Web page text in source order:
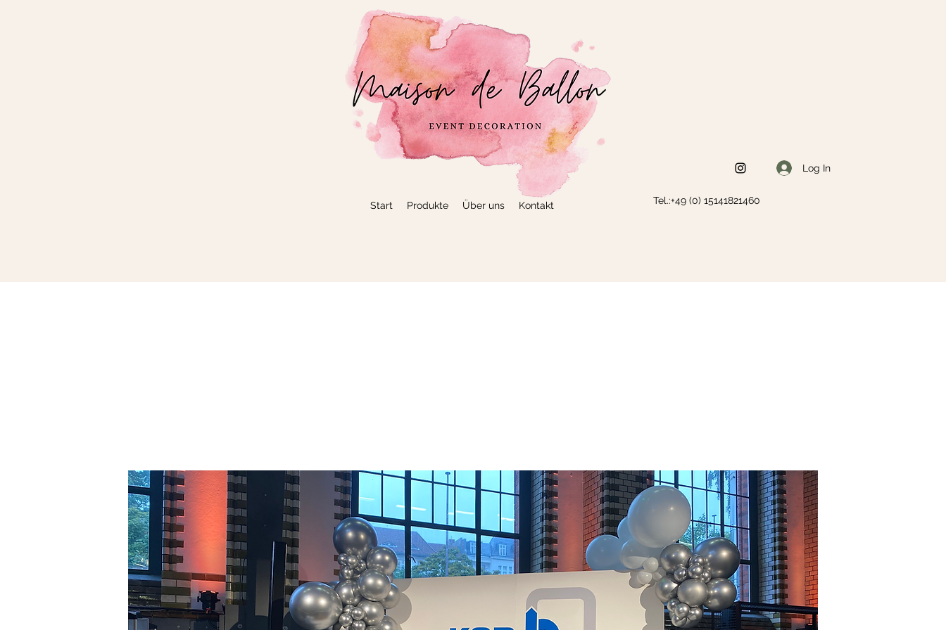
Start Produkte Über uns Kontakt
Log In
Tel.:+49 (0) 15141821460